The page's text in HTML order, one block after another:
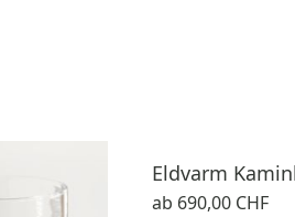
Eldvarm
ab 690,00 CHF